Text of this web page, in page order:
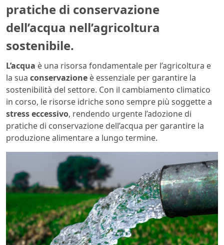
pratiche di conservazione
dell’acqua nell’agricoltura
sostenibile.
L’acqua è una risorsa fondamentale per l’agricoltura e
la sua conservazione è essenziale per garantire la
sostenibilità del settore. Con il cambiamento climatico
in corso, le risorse idriche sono sempre più soggette a
stresseccessivo, rendendo urgente l’adozione di
pratiche di conservazione dell’acqua per garantire la
produzione alimentare a lungo termine.